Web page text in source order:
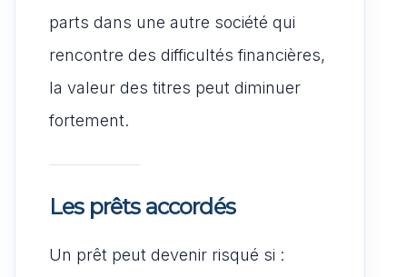
parts dans une autre société qui
rencontre des difficultés financières,
la valeur des titres peut diminuer
fortement.
Les prêts accordés
Un prêt peut devenir risqué si :